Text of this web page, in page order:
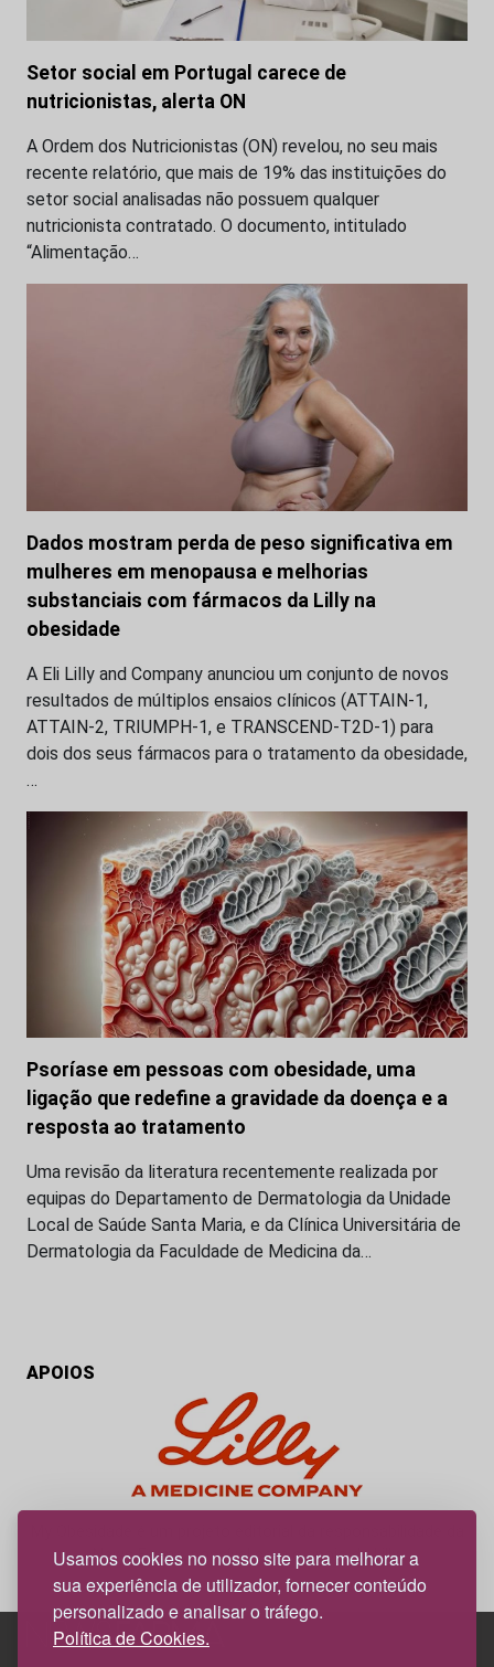
Usamos cookies no nosso site para melhorar a
sua experiência de utilizador, fornecer conteúdo
personalizado e analisar o tráfego.
Política de Cookies.
Setor social em Portugal carece de
nutricionistas, alerta ON
A Ordem dos Nutricionistas (ON) revelou, no seu mais
recente relatório, que mais de 19% das instituições do
setor social analisadas não possuem qualquer
nutricionista contratado. O documento, intitulado
“Alimentação…
Dados mostram perda de peso significativa em
mulheres em menopausa e melhorias
substanciais com fármacos da Lilly na
obesidade
A Eli Lilly and Company anunciou um conjunto de novos
resultados de múltiplos ensaios clínicos (ATTAIN-1,
ATTAIN-2, TRIUMPH-1, e TRANSCEND-T2D-1) para
dois dos seus fármacos para o tratamento da obesidade,
…
Psoríase em pessoas com obesidade, uma
ligação que redefine a gravidade da doença e a
resposta ao tratamento
Uma revisão da literatura recentemente realizada por
equipas do Departamento de Dermatologia da Unidade
Local de Saúde Santa Maria, e da Clínica Universitária de
Dermatologia da Faculdade de Medicina da…
APOIOS
News Farma, possível com o apoio da Lilly.